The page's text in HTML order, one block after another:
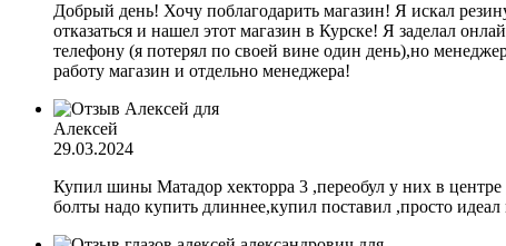
Добрый день! Хочу поблагодарить магазин! Я искал
отказаться и нашел этот магазин в Курске! Я заделал
телефону (я потерял по своей вине один день),но
работу магазин и отдельно менеджера!
Алексей
29.03.2024
Купил шины Матадор хекторра 3 ,переобул у них в
болты надо купить длиннее,купил поставил ,просто